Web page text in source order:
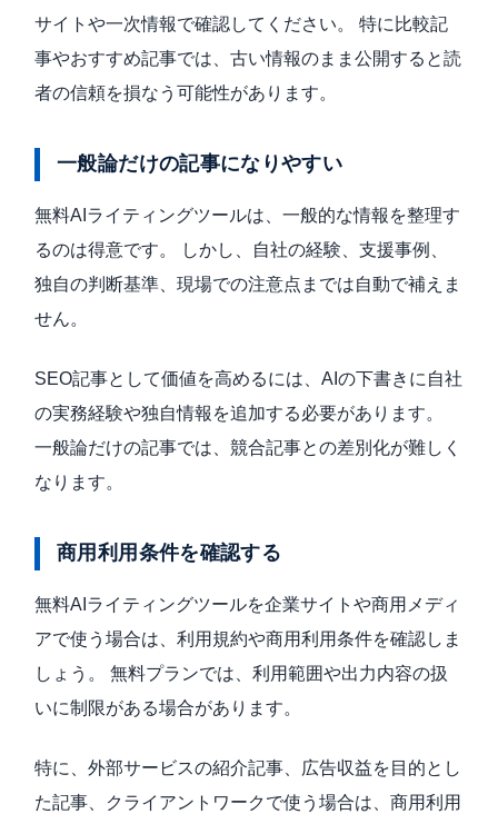
サイトや一次情報で確認してください。 特に比較記
事やおすすめ記事では、古い情報のまま公開すると読
者の信頼を損なう可能性があります。
一般論だけの記事になりやすい
無料AIライティングツールは、一般的な情報を整理す
るのは得意です。 しかし、自社の経験、支援事例、
独自の判断基準、現場での注意点までは自動で補えま
せん。
SEO記事として価値を高めるには、AIの下書きに自社
の実務経験や独自情報を追加する必要があります。
一般論だけの記事では、競合記事との差別化が難しく
なります。
商用利用条件を確認する
無料AIライティングツールを企業サイトや商用メディ
アで使う場合は、利用規約や商用利用条件を確認しま
しょう。 無料プランでは、利用範囲や出力内容の扱
いに制限がある場合があります。
特に、外部サービスの紹介記事、広告収益を目的とし
た記事、クライアントワークで使う場合は、商用利用